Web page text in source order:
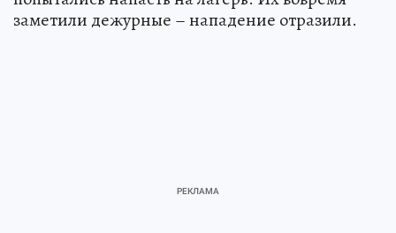
заметили дежурные – нападение отразили.